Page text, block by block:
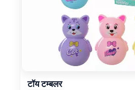
टॉय टम्बलर